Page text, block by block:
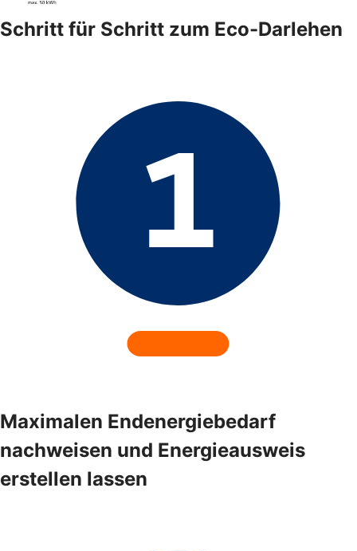
Schritt für Schritt zum Eco-Darlehen
Maximalen Endenergiebedarf
nachweisen und Energieausweis
erstellen lassen